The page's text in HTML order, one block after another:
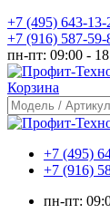
+7 (495) 643-13-
+7 (916) 587-59-
пн-пт: 09:00 -
Корзина
+7 (495)
+7 (916)
пн-пт: